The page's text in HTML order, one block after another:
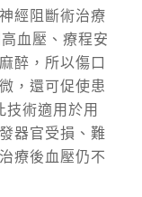
經阻斷術治療
血壓、療程安
醉，所以傷口
，還可促使患
術適用於用
器官受損、難
療後血壓仍不